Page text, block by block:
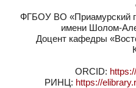
ФГБОУ ВО «Приамурский
имени Шолом-
Доцент кафедры
ORCID:
РИНЦ: https://